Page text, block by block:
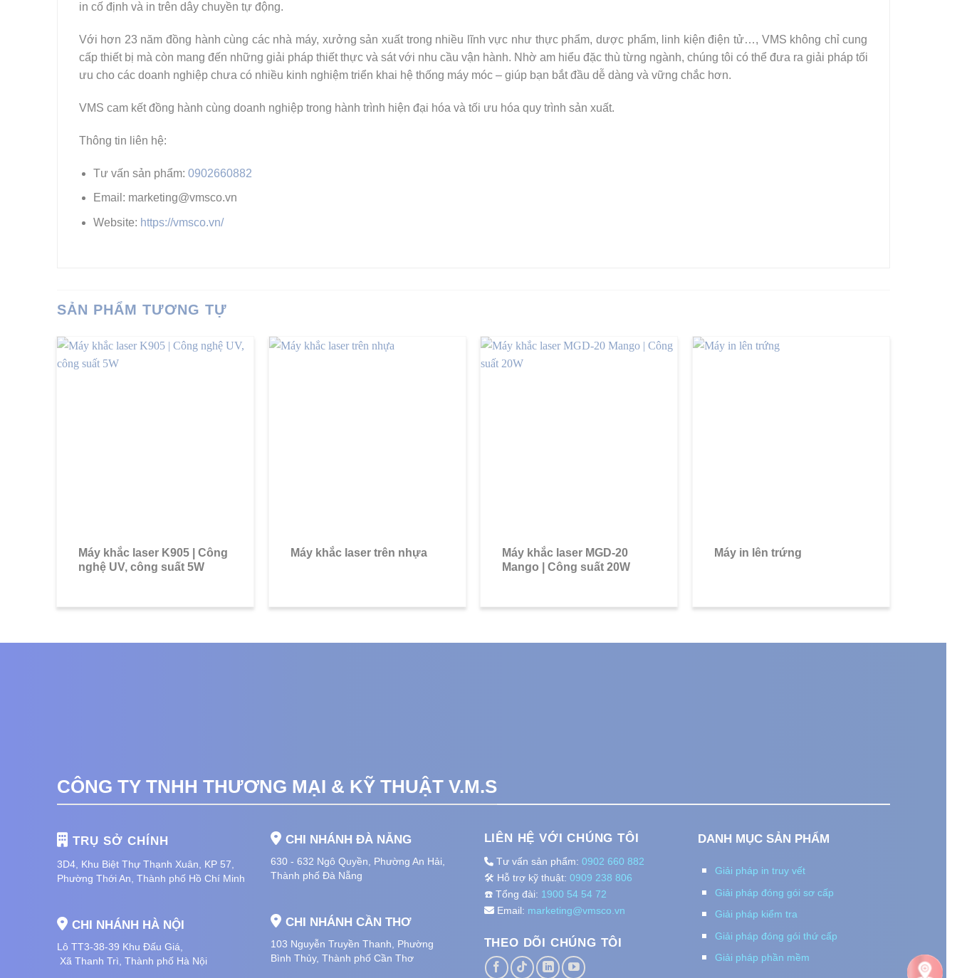
in cố định và in trên dây chuyền tự động.
Với hơn 23 năm đồng hành cùng các nhà máy, xưởng sản xuất trong nhiều lĩnh vực như thực phẩm, dược phẩm, linh kiện điện tử…, VMS không chỉ cung
cấp thiết bị mà còn mang đến những giải pháp thiết thực và sát với nhu cầu vận hành. Nhờ am hiểu đặc thù từng ngành, chúng tôi có thể đưa ra giải pháp tối
ưu cho các doanh nghiệp chưa có nhiều kinh nghiệm triển khai hệ thống máy móc – giúp bạn bắt đầu dễ dàng và vững chắc hơn.
VMS cam kết đồng hành cùng doanh nghiệp trong hành trình hiện đại hóa và tối ưu hóa quy trình sản xuất.
Thông tin liên hệ:
Tư vấn sản phẩm:0902660882
Email: marketing@vmsco.vn
Website: https://vmsco.vn/
SẢN PHẨM TƯƠNG TỰ
Máy khắc laser K905 | Công
nghệ UV, công suất 5W
Máy khắc laser trên nhựa
Máy khắc laser MGD-20
Mango | Công suất 20W
Máy in lên trứng
CÔNG TY TNHH THƯƠNG MẠI & KỸ THUẬT V.M.S
TRỤ SỞ CHÍNH
3D4, Khu Biệt Thự Thạnh Xuân, KP 57,
Phường Thới An, Thành phố Hồ Chí Minh
CHI NHÁNH HÀ NỘI
Lô TT3-38-39 Khu Đấu Giá,
Xã Thanh Trì, Thành phố Hà Nội
CHI NHÁNH ĐÀ NẴNG
630 - 632 Ngô Quyền, Phường An Hải
Thành phố Đà Nẵng
CHI NHÁNH CẦN THƠ
103 Nguyễn Truyền Thanh, Phường
Bình Thủy, Thành phố Cần Thơ
LIÊN HỆ VỚI CHÚNG TÔI
Tư vấn sản phẩm: 0902 660 882
🛠️ Hỗ trợ kỹ thuật: 0909 238 806
☎️ Tổng đài: 1900 54 54 72
Email: marketing@vmsco.vn
THEO DÕI CHÚNG TÔI
DANH MỤC SẢN PHẨM
Giải pháp in truy vết
Giải pháp đóng gói sơ cấp
Giải pháp kiểm tra
Giải pháp đóng gói thứ cấp
Giải pháp phần mềm